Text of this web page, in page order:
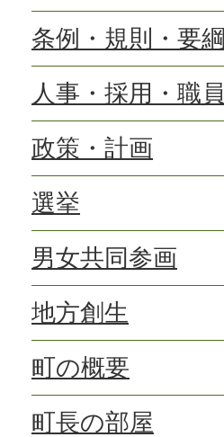
条例・規則・要綱
人事・採用・職員
政策・計画
選挙
男女共同参画
地方創生
町の概要
町長の部屋